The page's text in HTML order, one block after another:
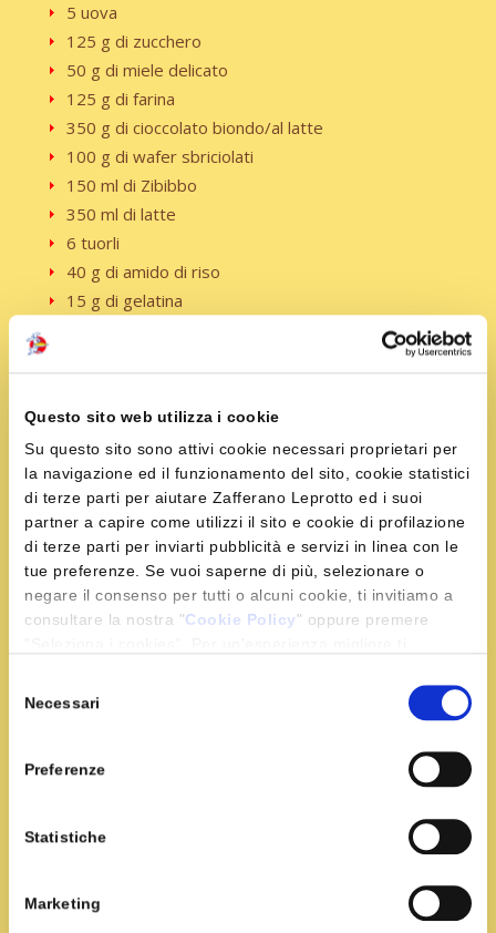
Questo sito web utilizza i cookie
Su questo sito sono attivi cookie necessari proprietari per
la navigazione ed il funzionamento del sito, cookie statistici
di terze parti per aiutare Zafferano Leprotto ed i suoi
partner a capire come utilizzi il sito e cookie di profilazione
di terze parti per inviarti pubblicità e servizi in linea con le
tue preferenze. Se vuoi saperne di più, selezionare o
negare il consenso per tutti o alcuni cookie, ti invitiamo a
consultare la nostra "Cookie Policy" oppure premere
delNecessari
Preferenze
Statistiche
Marketing
5 uova
125 g di zucchero
50 g di miele delicato
125 g di farina
350 g di cioccolato biondo/al latte
100 g di wafer sbriciolati
150 ml di Zibibbo
350 ml di latte
6 tuorli
40 g di amido di riso
15 g di gelatina
50 g di zucchero
50 g di miele delicato
12 g di gelatina in fogli
250 g di panna
220 g di zucchero
170 g di glucosio
13 g di gelatina in fogli
65 ml di acqua
Preparazione
zucchero il miele e successivamente aggiungete la
farina setacciata. Stendete il composto su una teglia
con carta da forno, prestando attenzione a